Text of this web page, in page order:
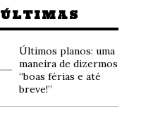
ÚLTIMAS
Últimos planos: uma
maneira de dizermos
“boas férias e até
breve!”